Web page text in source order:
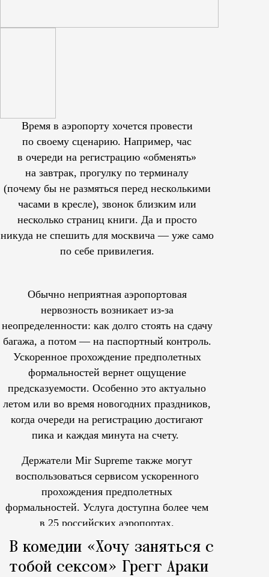
Время в аэропорту хочется провести
по своему сценарию. Например, час
в очереди на регистрацию «обменять»
на завтрак, прогулку по терминалу
(почему бы не размяться перед несколькими
часами в кресле), звонок близким или
несколько страниц книги. Да и просто
никуда не спешить для москвича — уже само
по себе привилегия.
Обычно неприятная аэропортовая
нервозность возникает из-за
неопределенности: как долго стоять на сдачу
багажа, а потом — на паспортный контроль.
Ускоренное прохождение предполетных
формальностей вернет ощущение
предсказуемости. Особенно это актуально
летом или во время новогодних праздников,
когда очереди на регистрацию достигают
пика и каждая минута на счету.
Держатели Mir Supreme также могут
воспользоваться сервисом ускоренного
прохождения предполетных
формальностей. Услуга доступна более чем
в 25 российских аэропортах.
В комедии «Хочу заняться с
тобой сексом» Грегг Араки